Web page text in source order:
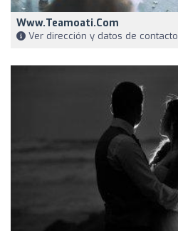
Www.teamoati.com
Ver dirección y datos de contacto